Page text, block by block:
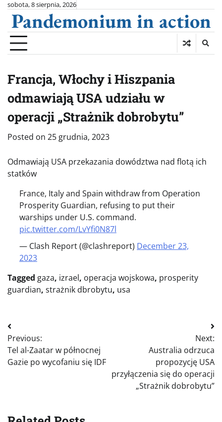
Skip
content
sobota, 8 sierpnia, 2026
Pandemonium in action
Francja, Włochy i Hiszpania
odmawiają USA udziału w
operacji „Strażnik dobrobytu”
Posted on 25 grudnia, 2023
Odmawiają USA przekazania dowództwa nad flotą ich
statków
France, Italy and Spain withdraw from Operation
Prosperity Guardian, refusing to put their
warships under U.S. command.
pic.twitter.com/LvYfi0N87l
— Clash Report (@clashreport) December 23,
2023
Tagged gaza, izrael, operacja wojskowa, prosperity
guardian, strażnik dbrobytu, usa
Nawigacja
wpisu
Previous:
Tel al-Zaatar w północnej
Gazie po wycofaniu się IDF
Next:
Australia odrzuca
propozycję USA
przyłączenia się do operacji
„Strażnik dobrobytu”